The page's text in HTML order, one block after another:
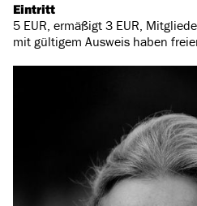
Eintritt
5 EUR, ermäßigt 3 EUR,
mit gültigem Ausweis haben